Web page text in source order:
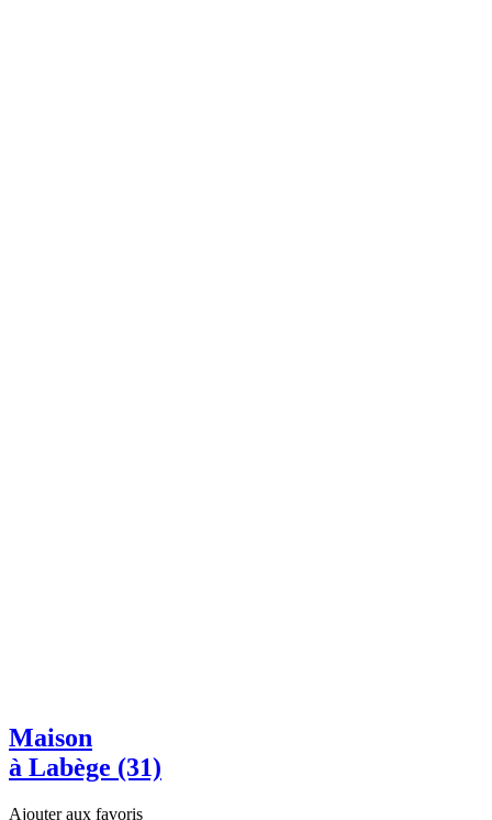
Maison
à Labège (31)
Ajouter aux favoris